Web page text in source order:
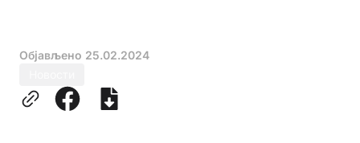
Објављено 25.02.2024